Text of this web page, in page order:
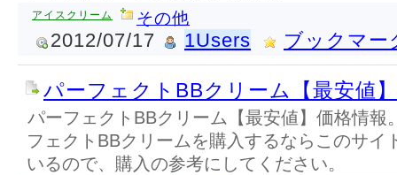
アイスクリーム その他
2012/07/17 1Users ブックマー
パーフェクトBBクリーム【最安値
パーフェクトBBクリーム【最安値】価格情報
フェクトBBクリームを購入するならこのサイ
いるので、購入の参考にしてください。